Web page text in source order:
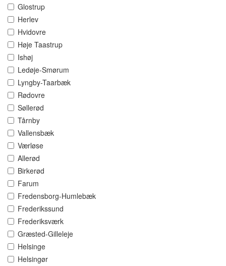
Glostrup
Herlev
Hvidovre
Høje Taastrup
Ishøj
Ledøje-Smørum
Lyngby-Taarbæk
Rødovre
Søllerød
Tårnby
Vallensbæk
Værløse
Allerød
Birkerød
Farum
Fredensborg-Humlebæk
Frederikssund
Frederiksværk
Græsted-Gilleleje
Helsinge
Helsingør